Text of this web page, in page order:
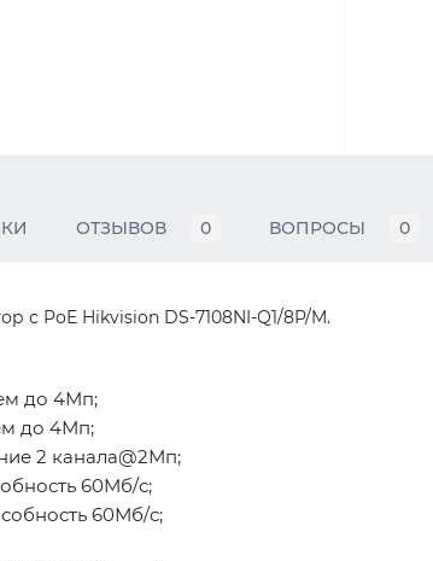
ОТЗЫВОВ 0 ВОПРОСЫ 0
с PoE Hikvision DS-7108NI-Q1/8P/M.
до 4Мп;
до 4Мп;
2 канала@2Мп;
60Мб/с;
60Мб/с;